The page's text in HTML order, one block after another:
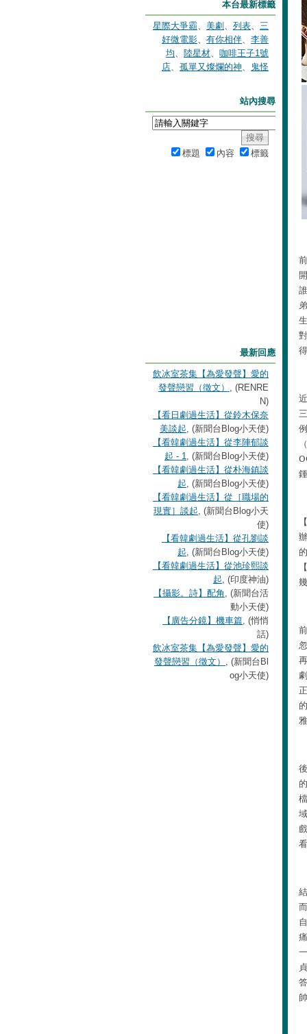
本台最新標籤
星際大爭霸、 美劇 、 列表、 三
好微電影、 有你相伴、 李善
均、 陸星材、 咖啡王子1號
店、 孤單又燦爛的神、 鬼怪
站內搜尋
標題 內容 標籤
最新回應
飲冰室茶集【為愛發聲】愛的
發聲戀習（徵文） , (RENRE
N)
【看日劇過生活】從鈴木保奈
美談起, (新聞台Blog小天使)
【看韓劇過生活】從李陣郁談
起 - 1, (新聞台Blog小天使)
【看韓劇過生活】從朴海鎮談
起, (新聞台Blog小天使)
【看韓劇過生活】從［職場的
現實］談起, (新聞台Blog小天
使)
【看韓劇過生活】從孔劉談
起, (新聞台Blog小天使)
【看韓劇過生活】從池珍熙談
起, (印度神油)
【攝影。詩】配角 , (新聞台活
動小天使)
【廣告分鏡】機車篇, (悄悄
話)
飲冰室茶集【為愛發聲】愛的
發聲戀習（徵文） , (新聞台Bl
og小天使)